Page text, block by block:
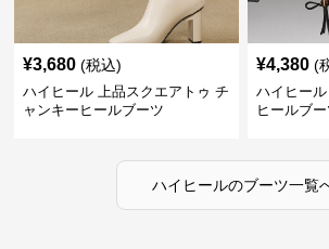
¥3,680 (税込)
ハイヒール 上品スクエアトゥ チ
ャンキーヒールブーツ
¥4,380 (
ハイヒー
ヒールブー
ハイヒールのブーツ一覧